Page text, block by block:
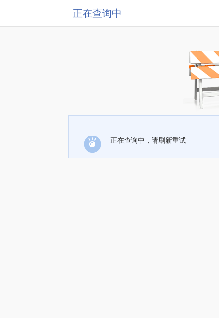
正在查询中
正在查询中，请刷新重试